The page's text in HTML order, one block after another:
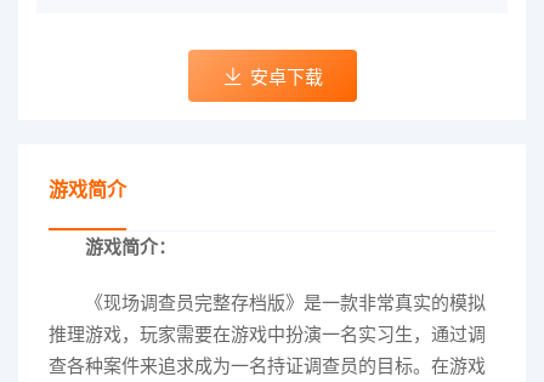
安卓下载
游戏简介
游戏简介：
《现场调查员完整存档版》是一款非常真实的模拟
推理游戏，玩家需要在游戏中扮演一名实习生，通过调
查各种案件来追求成为一名持证调查员的目标。在游戏